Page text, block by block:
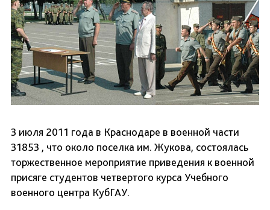
3 июля 2011 года в Краснодаре в военной части
31853 , что около поселка им. Жукова, состоялась
торжественное мероприятие приведения к военной
присяге студентов четвертого курса Учебного
военного центра КубГАУ.